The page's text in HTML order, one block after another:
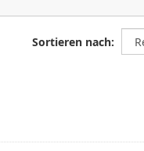
Sortieren nach